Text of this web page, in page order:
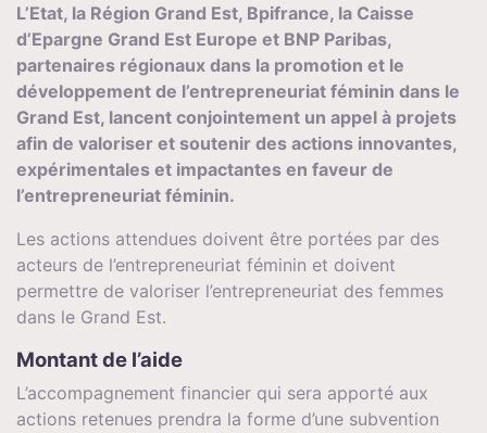
L’Etat, la Région Grand Est, Bpifrance, la Caisse
d’Epargne Grand Est Europe et BNP Paribas,
partenaires régionaux dans la promotion et le
développement de l’entrepreneuriat féminin dans le
Grand Est, lancent conjointement un appel à projets
afin de valoriser et soutenir des actions innovantes,
expérimentales et impactantes en faveur de
l’entrepreneuriat féminin.
Les actions attendues doivent être portées par des
acteurs de l’entrepreneuriat féminin et doivent
permettre de valoriser l’entrepreneuriat des femmes
dans le Grand Est.
Montant de l’aide
L’accompagnement financier qui sera apporté aux
actions retenues prendra la forme d’une subvention